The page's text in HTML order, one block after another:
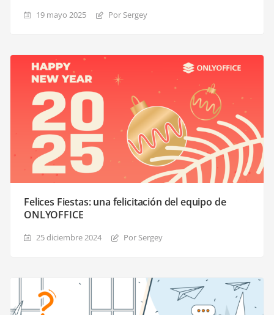
19 mayo 2025 Por Sergey
Felices Fiestas: una felicitación del equipo de
ONLYOFFICE
25 diciembre 2024 Por Sergey